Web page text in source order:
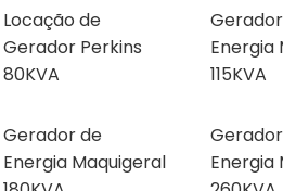
Sobre
Locação de
Gerador Perkins
80KVA
Energia
115KVA
Gerador de
Energia Maquigeral
Energia
»Aluguel de Gerador de